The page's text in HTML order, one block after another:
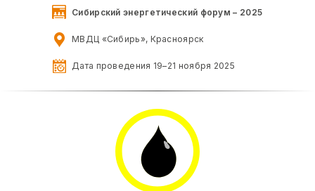
Дата проведения 19–21 ноября 2025
МВДЦ «Сибирь», Красноярск
Сибирский энергетический форум – 2025